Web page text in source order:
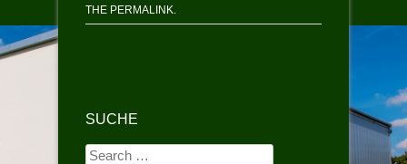
THE PERMALINK
SUCHE
Search